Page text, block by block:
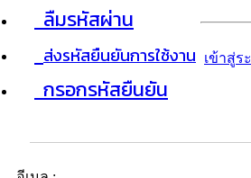
ลืมรหัสผ่าน
ส่งรหัสยืนยันการใช้งาน
กรอกรหัสยืนยัน
เข้าสู่ร